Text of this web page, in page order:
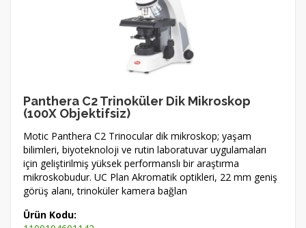
Panthera C2 Trinoküler Dik Mikroskop
(100X Objektifsiz)
Motic Panthera C2 Trinocular dik mikroskop; yaşam
bilimleri, biyoteknoloji ve rutin laboratuvar uygulamaları
için geliştirilmiş yüksek performanslı bir araştırma
mikroskobudur. UC Plan Akromatik optikleri, 22 mm geniş
görüş alanı, trinoküler kamera bağlan
Ürün Kodu: